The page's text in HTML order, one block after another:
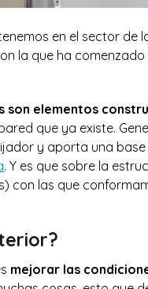
en el sector de
la que ha
son elementos
que ya existe.
y aporta una
. Y es que sobre la
con las que
mejorar las